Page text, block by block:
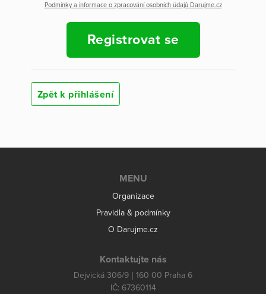
Podmínky a informace o zpracování osobních údajů Darujme.cz
Registrovat se
Zpět k přihlášení
MENU
Organizace
Pravidla & podmínky
O Darujme.cz
Kontaktujte nás
Dejvická 306/9 | 160 00 Praha 6
IČ: 67360114